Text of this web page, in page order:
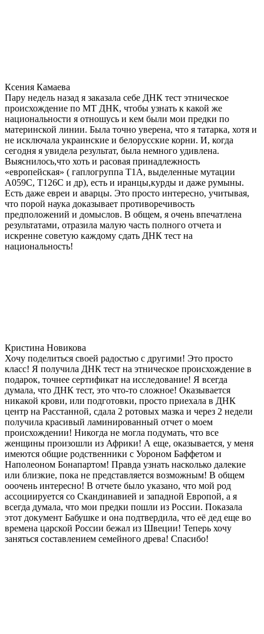
Ксения Камаева
Пару недель назад я заказала себе ДНК тест этническое
происхождение по МТ ДНК, чтобы узнать к какой же
национальности я отношусь и кем были мои предки по
материнской линии. Была точно уверена, что я татарка, хотя и
не исключала украинские и белорусские корни. И, когда
сегодня я увидела результат, была немного удивлена.
Выяснилось,что хоть и расовая принадлежность
«европейская» ( гаплогруппа T1A, выделенные мутации
A059C, T126C и др), есть и иранцы,курды и даже румыны.
Есть даже евреи и аварцы. Это просто интересно, учитывая,
что порой наука доказывает противоречивость
предположений и домыслов. В общем, я очень впечатлена
результатами, отразила малую часть полного отчета и
искренне советую каждому сдать ДНК тест на
национальность!
Кристина Новикова
Хочу поделиться своей радостью с другими! Это просто
класс! Я получила ДНК тест на этническое происхождение в
подарок, точнее сертификат на исследование! Я всегда
думала, что ДНК тест, это что-то сложное! Оказывается
никакой крови, или подготовки, просто приехала в ДНК
центр на Расстанной, сдала 2 ротовых мазка и через 2 недели
получила красивый ламинированный отчет о моем
происхождении! Никогда не могла подумать, что все
женщины произошли из Африки! А еще, оказывается, у меня
имеются общие родственники с Уороном Баффетом и
Наполеоном Бонапартом! Правда узнать насколько далекие
или близкие, пока не представляется возможным! В общем
ооочень интересно! В отчете было указано, что мой род
ассоциируется со Скандинавией и западной Европой, а я
всегда думала, что мои предки пошли из России. Показала
этот документ Бабушке и она подтвердила, что её дед еще во
времена царской России бежал из Швеции! Теперь хочу
заняться составлением семейного древа! Спасибо!